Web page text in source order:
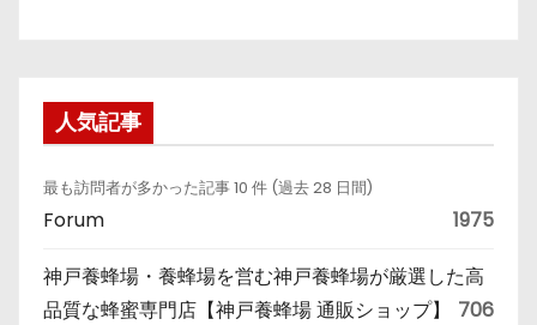
人気記事
最も訪問者が多かった記事 10 件 (過去 28 日間)
Forum 1975
神戸養蜂場・養蜂場を営む神戸養蜂場が厳選した高
品質な蜂蜜専門店【神戸養蜂場 通販ショップ】
706